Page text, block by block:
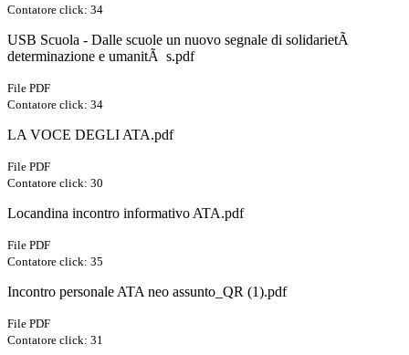
Contatore click: 34
USB Scuola - Dalle scuole un nuovo segnale di solidarietÃ
determinazione e umanitÃ s.pdf
File PDF
Contatore click: 34
LA VOCE DEGLI ATA.pdf
File PDF
Contatore click: 30
Locandina incontro informativo ATA.pdf
File PDF
Contatore click: 35
Incontro personale ATA neo assunto_QR (1).pdf
File PDF
Contatore click: 31